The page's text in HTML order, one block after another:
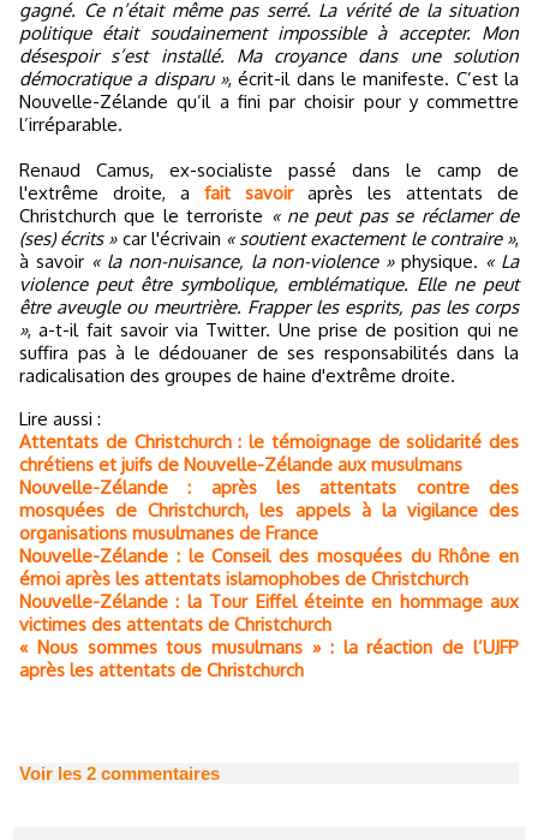
gagné. Ce n’était même pas serré. La vérité de la situation
politique était soudainement impossible à accepter. Mon
désespoir s’est installé. Ma croyance dans une solution
démocratique a disparu », écrit-il dans le manifeste. C’est la
Nouvelle-Zélande qu’il a fini par choisir pour y commettre
l’irréparable.
Renaud Camus, ex-socialiste passé dans le camp de
l'extrême droite, a fait savoiraprès les attentats de
Christchurch que le terroriste « ne peut pas se réclamer de
(ses) écrits »car l'écrivain « soutient exactement le contraire »,
à savoir « la non-nuisance, la non-violence »physique. « La
violence peut être symbolique, emblématique. Elle ne peut
être aveugle ou meurtrière. Frapper les esprits, pas les corps
», a-t-il fait savoir via Twitter. Une prise de position qui ne
suffira pas à le dédouaner de ses responsabilités dans la
radicalisation des groupes de haine d'extrême droite.
Lire aussi :
Attentats de Christchurch : le témoignage de solidarité des
chrétiens et juifs de Nouvelle-Zélande aux musulmans
Nouvelle-Zélande : après les attentats contre des
mosquées de Christchurch, les appels à la vigilance des
organisations musulmanes de France
Nouvelle-Zélande : le Conseil des mosquées du Rhône en
émoi après les attentats islamophobes de Christchurch
Nouvelle-Zélande : la Tour Eiffel éteinte en hommage aux
victimes des attentats de Christchurch
« Nous sommes tous musulmans » : la réaction de l’UJFP
après les attentats de Christchurch
Voir les 2 commentaires